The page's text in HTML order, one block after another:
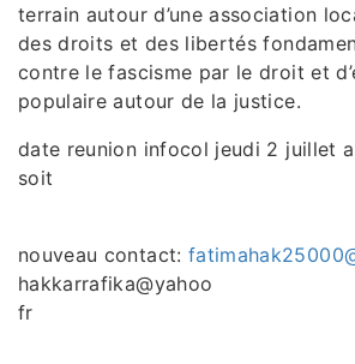
terrain autour d’une association
des droits et des libertés
contre le fascisme par le droit et
populaire autour de la justice.
date reunion infocol jeudi 2 juillet
soit
nouveau contact:
hakkarrafika@yahoo
fr